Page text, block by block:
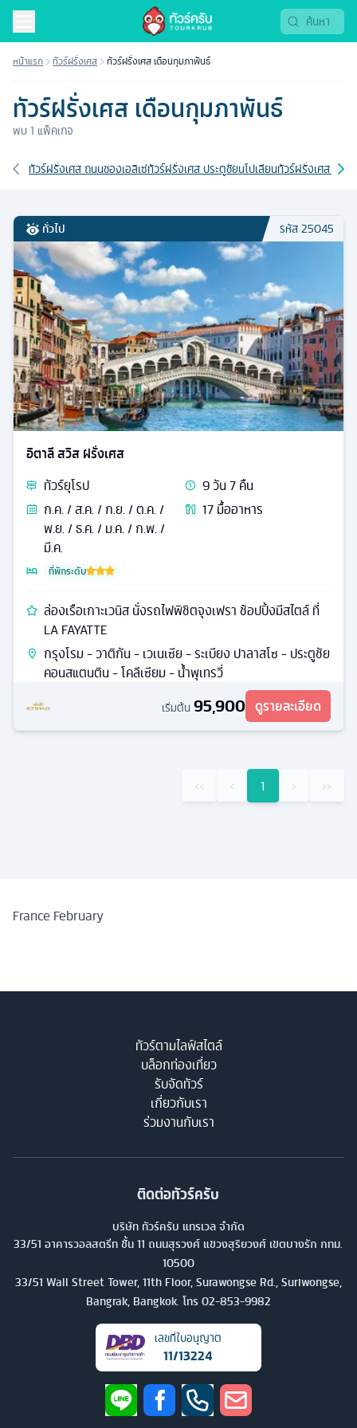
หน้าแรก ทัวร์ฝรั่งเศส ทัวร์ฝรั่งเศส เดือนกุมภาพันธ์
ทัวร์ฝรั่งเศส เดือนกุมภาพันธ์
พบ1 แพ็คเกจ
เส้นทางที่เกี่ยวข้อง
ทัวร์ฝรั่งเศส ถนนชองเอลิเซ่ทัวร์ฝรั่งเศส ประตูชัยนโปเลียนทัวร์ฝรั่งเศส 8 วัน
ทั่วไป รหัส25045
อิตาลี สวิส ฝรั่งเศส
ทัวร์ยุโรป 9วัน7คืน
ก.ค. / ส.ค. / ก.ย. / ต.ค. /
พ.ย. / ธ.ค. / ม.ค. / ก.พ. /
มี.ค.
17มื้ออาหาร
ที่พักระดับ
ล่องเรือเกาะเวนิส นั่งรถไฟพิชิตจุงเฟรา ช้อปปิ้งมีสไตล์ ที่
LA FAYATTE
กรุงโรม - วาติกัน - เวเนเซีย - ระเบียง ปาลาสโซ - ประตูชัย
คอนสแตนติน - โคลีเซียม - น้ำพุเทรวี่
เริ่มต้น 95,900 ดูรายละเอียด
‹‹ ‹ 1 › ››
France February
ทัวร์ตามไลฟ์สไตล์
บล็อกท่องเที่ยว
รับจัดทัวร์
เกี่ยวกับเรา
ร่วมงานกับเรา
ติดต่อทัวร์ครับ
บริษัท ทัวร์ครับ แทรเวล จำกัด
33/51 อาคารวอลสตรีท ชั้น 11 ถนนสุรวงศ์ แขวงสุริยวงศ์ เขตบางรัก กทม.
10500
33/51 Wall Street Tower, 11th Floor, Surawongse Rd., Suriwongse,
Bangrak, Bangkok. โทร 02-853-9982
เลขที่ใบอนุญาต
11/13224